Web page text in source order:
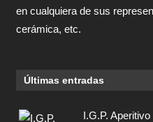
en cualquiera de sus
cerámica, etc.
Últimas entradas
I.G.P.